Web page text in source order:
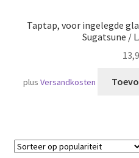
Taptap, voor ingelegde
Sugatsune /
plusVersandkosten